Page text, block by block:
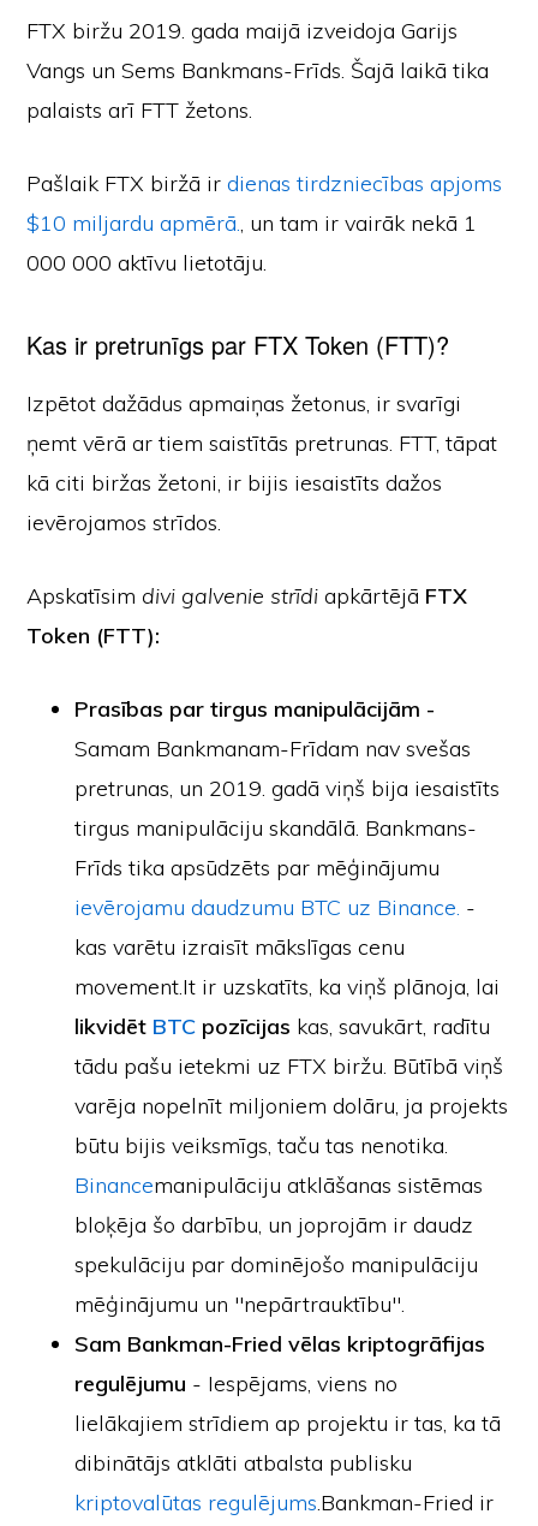
FTX biržu 2019. gada maijā izveidoja Garijs
Vangs un Sems Bankmans-Frīds. Šajā laikā tika
palaists arī FTT žetons.
Pašlaik FTX biržā irdienas tirdzniecības apjoms
$10 miljardu apmērā., un tam ir vairāk nekā 1
000 000 aktīvu lietotāju.
Kas ir pretrunīgs par FTX Token (FTT)?
Izpētot dažādus apmaiņas žetonus, ir svarīgi
ņemt vērā ar tiem saistītās pretrunas. FTT, tāpat
kā citi biržas žetoni, ir bijis iesaistīts dažos
ievērojamos strīdos.
Apskatīsim divi galvenie strīdiapkārtējā FTX
Token (FTT):
Prasības par tirgus manipulācijām -
Samam Bankmanam-Frīdam nav svešas
pretrunas, un 2019. gadā viņš bija iesaistīts
tirgus manipulāciju skandālā. Bankmans-
Frīds tika apsūdzēts par mēģinājumu
ievērojamu daudzumu BTC uz Binance. -
kas varētu izraisīt mākslīgas cenu
movement.It ir uzskatīts, ka viņš plānoja, lai
likvidēt BTC pozīcijas kas, savukārt, radītu
tādu pašu ietekmi uz FTX biržu. Būtībā viņš
varēja nopelnīt miljoniem dolāru, ja projekts
būtu bijis veiksmīgs, taču tas nenotika.
Binancemanipulāciju atklāšanas sistēmas
bloķēja šo darbību, un joprojām ir daudz
spekulāciju par dominējošo manipulāciju
mēģinājumu un "nepārtrauktību".
Sam Bankman-Fried vēlas kriptogrāfijas
regulējumu - Iespējams, viens no
lielākajiem strīdiem ap projektu ir tas, ka tā
dibinātājs atklāti atbalsta publisku
kriptovalūtas regulējums.Bankman-Fried ir